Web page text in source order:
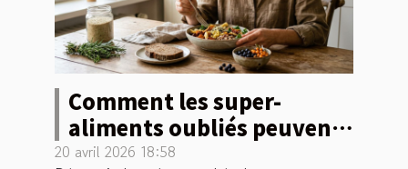
Comment les super-
aliments oubliés peuvent
révolutionner votre
20 avril 2026 18:58